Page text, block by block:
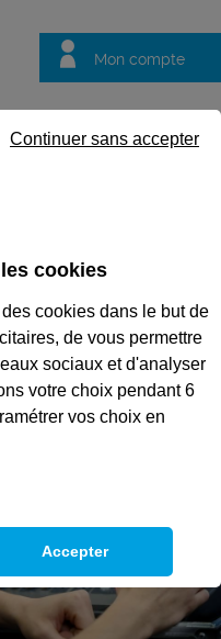
Mon compte
questions
monteuse
vidéo
cookies
cookies dans le but de
de vous permettre
sociaux et d'analyser
votre choix pendant 6
vos choix en
Continuer sans accepter
Accepter